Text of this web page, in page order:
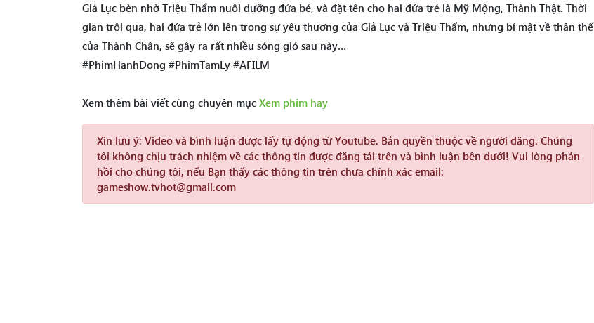
Giả Lục bèn nhờ Triệu Thẩm nuôi dưỡng đứa bé, và đặt tên cho hai đứa trẻ là Mỹ Mộng, Thành Thật. Thời
gian trôi qua, hai đứa trẻ lớn lên trong sự yêu thương của Giả Lục và Triệu Thẩm, nhưng bí mật về thân thế
của Thành Chân, sẽ gây ra rất nhiều sóng gió sau này…
#PhimHanhDong #PhimTamLy #AFILM
Xem thêm bài viết cùng chuyên mục Xem phim hay
Xin lưu ý: Video và bình luận được lấy tự động từ Youtube. Bản quyền thuộc về người đăng. Chúng
tôi không chịu trách nhiệm về các thông tin được đăng tải trên và bình luận bên dưới! Vui lòng phản
hồi cho chúng tôi, nếu Bạn thấy các thông tin trên chưa chính xác email:
gameshow.tvhot@gmail.com